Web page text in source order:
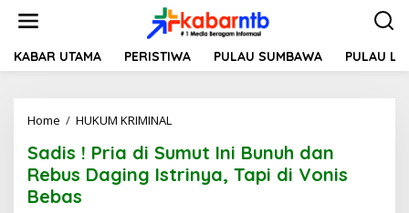
t
KABAR UTAMA PERISTIWA PULAU SUMBAWA PULAU
Home / HUKUM KRIMINAL
d
i
s
Sadis ! Pria di Sumut Ini Bunuh dan
Rebus Daging Istrinya, Tapi di Vonis
Bebas